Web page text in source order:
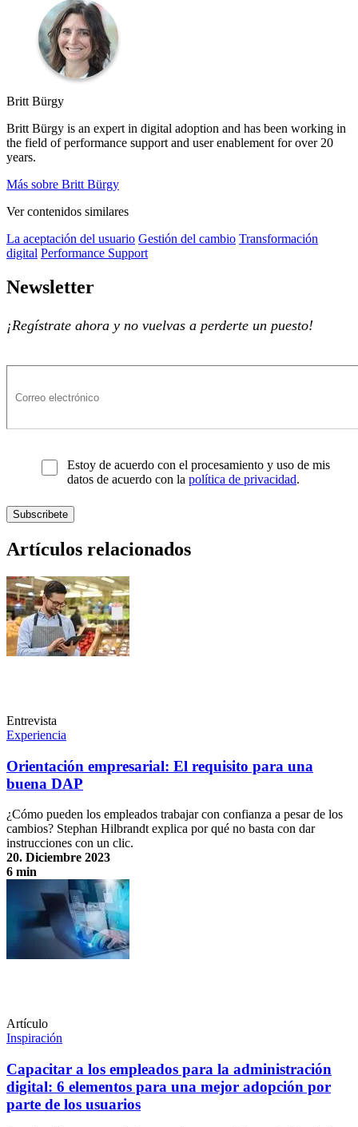
Britt Bürgy
Britt Bürgy is an expert in digital adoption and has been working in
the field of performance support and user enablement for over 20
years.
Más sobre Britt Bürgy
Ver contenidos similares
La aceptación del usuario Gestión del cambio Transformación
digital Performance Support
Newsletter
¡Regístrate ahora y no vuelvas a perderte un puesto!
Estoy de acuerdo con el procesamiento y uso de mis
datos de acuerdo con la política de privacidad.
Artículos relacionados
Entrevista
Experiencia
Orientación empresarial: El requisito para una
buena DAP
¿Cómo pueden los empleados trabajar con confianza a pesar de los
cambios? Stephan Hilbrandt explica por qué no basta con dar
instrucciones con un clic.
20. Diciembre 2023
6 min
Orientación empresarial: El requisito para una buena DAP
Artículo
Inspiración
Capacitar a los empleados para la administración
digital: 6 elementos para una mejor adopción por
parte de los usuarios